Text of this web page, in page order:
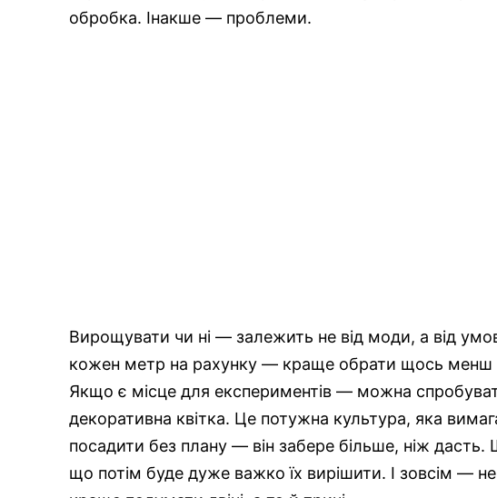
обробка. Інакше — проблеми.
Вирощувати чи ні — залежить не від моди, а від
кожен метр на рахунку — краще обрати щось менш
Якщо є місце для експериментів — можна
декоративна квітка. Це потужна культура, яка
посадити без плану — він забере більше, ніж
що потім буде дуже важко їх вирішити. І зовсім —